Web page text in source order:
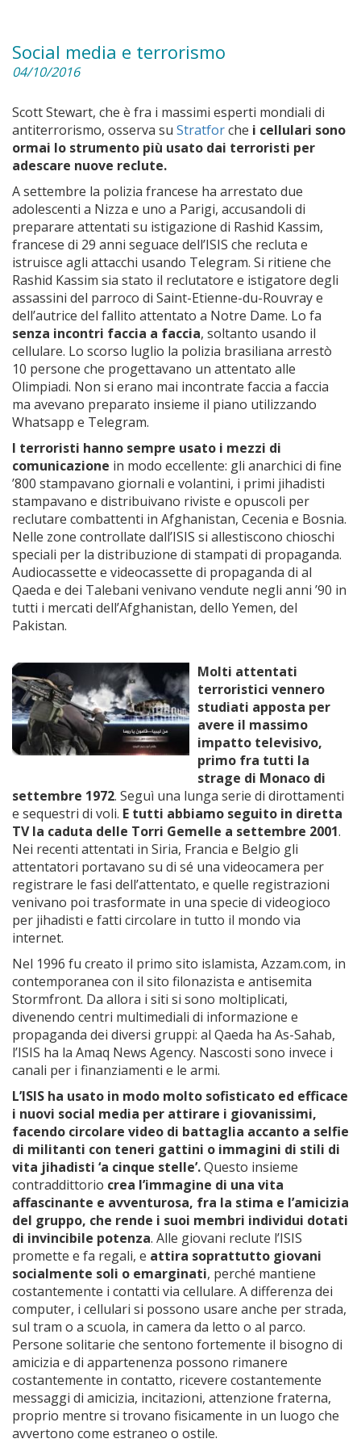
Social media e terrorismo
04/10/2016
Scott Stewart, che è fra i massimi esperti mondiali di
antiterrorismo, osserva su Stratforche i cellulari sono
ormai lo strumento più usato dai terroristi per
adescare nuove reclute.
A settembre la polizia francese ha arrestato due
adolescenti a Nizza e uno a Parigi, accusandoli di
preparare attentati su istigazione di Rashid Kassim,
francese di 29 anni seguace dell’ISIS che recluta e
istruisce agli attacchi usando Telegram. Si ritiene che
Rashid Kassim sia stato il reclutatore e istigatore degli
assassini del parroco di Saint-Etienne-du-Rouvray e
dell’autrice del fallito attentato a Notre Dame. Lo fa
senza incontri faccia a faccia, soltanto usando il
cellulare. Lo scorso luglio la polizia brasiliana arrestò
10 persone che progettavano un attentato alle
Olimpiadi. Non si erano mai incontrate faccia a faccia
ma avevano preparato insieme il piano utilizzando
Whatsapp e Telegram.
I terroristi hanno sempre usato i mezzi di
comunicazione in modo eccellente: gli anarchici di fine
’800 stampavano giornali e volantini, i primi jihadisti
stampavano e distribuivano riviste e opuscoli per
reclutare combattenti in Afghanistan, Cecenia e Bosnia.
Nelle zone controllate dall’ISIS si allestiscono chioschi
speciali per la distribuzione di stampati di propaganda.
Audiocassette e videocassette di propaganda di al
Qaeda e dei Talebani venivano vendute negli anni ’90 in
tutti i mercati dell’Afghanistan, dello Yemen, del
Pakistan.
Molti attentati
terroristici vennero
studiati apposta per
avere il massimo
impatto televisivo,
primo fra tutti la
strage di Monaco di
settembre 1972. Seguì una lunga serie di dirottamenti
e sequestri di voli. E tutti abbiamo seguito in diretta
TV la caduta delle Torri Gemelle a settembre 2001.
Nei recenti attentati in Siria, Francia e Belgio gli
attentatori portavano su di sé una videocamera per
registrare le fasi dell’attentato, e quelle registrazioni
venivano poi trasformate in una specie di videogioco
per jihadisti e fatti circolare in tutto il mondo via
internet.
Nel 1996 fu creato il primo sito islamista, Azzam.com, in
contemporanea con il sito filonazista e antisemita
Stormfront. Da allora i siti si sono moltiplicati,
divenendo centri multimediali di informazione e
propaganda dei diversi gruppi: al Qaeda ha As-Sahab,
l’ISIS ha la Amaq News Agency. Nascosti sono invece i
canali per i finanziamenti e le armi.
L’ISIS ha usato in modo molto sofisticato ed efficace
i nuovi social media per attirare i giovanissimi,
facendo circolare video di battaglia accanto a selfie
di militanti con teneri gattini o immagini di stili di
vita jihadisti ‘a cinque stelle’.Questo insieme
contraddittorio crea l’immagine di una vita
affascinante e avventurosa, fra la stima e l’amicizia
del gruppo, che rende i suoi membri individui dotati
di invincibile potenza. Alle giovani reclute l’ISIS
promette e fa regali, e attira soprattutto giovani
socialmente soli o emarginati, perché mantiene
costantemente i contatti via cellulare. A differenza dei
computer, i cellulari si possono usare anche per strada,
sul tram o a scuola, in camera da letto o al parco.
Persone solitarie che sentono fortemente il bisogno di
amicizia e di appartenenza possono rimanere
costantemente in contatto, ricevere costantemente
messaggi di amicizia, incitazioni, attenzione fraterna,
proprio mentre si trovano fisicamente in un luogo che
avvertono come estraneo o ostile.